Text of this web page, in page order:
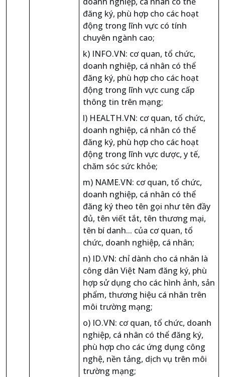
đăng ký, phù hợp cho các hoạt
động trong lĩnh vực có tính
chuyên ngành cao;
k) INFO.VN: cơ quan, tổ chức,
doanh nghiệp, cá nhân có thể
đăng ký, phù hợp cho các hoạt
động trong lĩnh vực cung cấp
thông tin trên mạng;
l) HEALTH.VN: cơ quan, tổ chức,
doanh nghiệp, cá nhân có thể
đăng ký, phù hợp cho các hoạt
động trong lĩnh vực dược, y tế,
chăm sóc sức khỏe;
m) NAME.VN: cơ quan, tổ chức,
doanh nghiệp, cá nhân có thể
đăng ký theo tên gọi như tên đầy
đủ, tên viết tắt, tên thương mại,
tên bí danh... của cơ quan, tổ
chức, doanh nghiệp, cá nhân;
n) ID.VN: chỉ dành cho cá nhân là
công dân Việt Nam đăng ký, phù
hợp sử dụng cho các hình ảnh, sản
phẩm, thương hiệu cá nhân trên
môi trường mạng;
o) IO.VN: cơ quan, tổ chức, doanh
nghiệp, cá nhân có thể đăng ký,
phù hợp cho các ứng dụng công
nghệ, nền tảng, dịch vụ trên môi
trường mạng;